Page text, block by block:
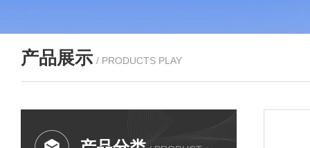
产品展示 / PRODUCTS PLAY